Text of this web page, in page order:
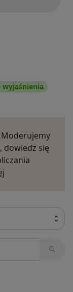
wyjaśnienia
dowiedz się